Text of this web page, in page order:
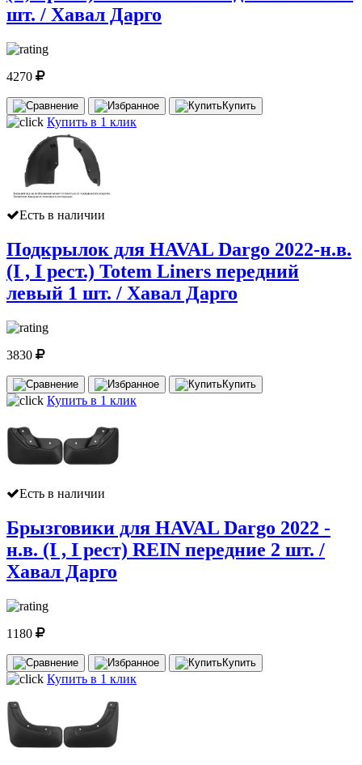
шт. / Хавал Дарго
4270
Купить
Купить в 1 клик
Есть в наличии
Подкрылок для HAVAL Dargo 2022-н.в.
(I , I рест.) Totem Liners передний
левый 1 шт. / Хавал Дарго
3830
Купить
Купить в 1 клик
Есть в наличии
Брызговики для HAVAL Dargo 2022 -
н.в. (I , I рест) REIN передние 2 шт. /
Хавал Дарго
1180
Купить
Купить в 1 клик